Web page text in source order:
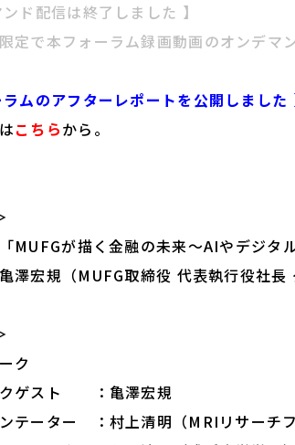
ンド配信は終了しました 】
定で本フォーラム録画動画のオンデマ
ラムのアフターレポートを公開しました
こちらから。
MUFGが描く金融の未来～AIやデジタ
澤宏規（MUFG取締役 代表執行役社長
ク
スト ：亀澤宏規
ター ：村上清明（MRIリサーチフ